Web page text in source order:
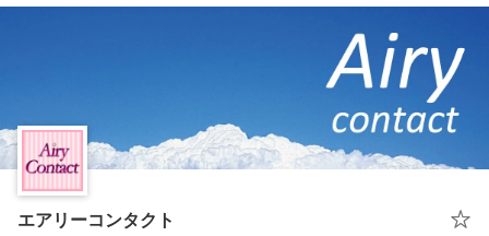
エアリーコンタクト